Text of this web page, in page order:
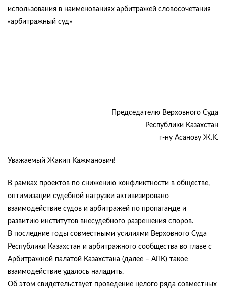
использования в наименованиях арбитражей словосочетания
«арбитражный суд»
Председателю Верховного Суда
Республики Казахстан
г-ну Асанову Ж.К.
Уважаемый Жакип Кажманович!
В рамках проектов по снижению конфликтности в обществе,
оптимизации судебной нагрузки активизировано
взаимодействие судов и арбитражей по пропаганде и
развитию институтов внесудебного разрешения споров.
В последние годы совместными усилиями Верховного Суда
Республики Казахстан и арбитражного сообщества во главе с
Арбитражной палатой Казахстана (далее – АПК) такое
взаимодействие удалось наладить.
Об этом свидетельствует проведение целого ряда совместных